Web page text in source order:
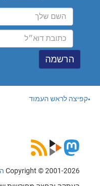
קפיצה לראש העמוד
Copyright © 2001-2026